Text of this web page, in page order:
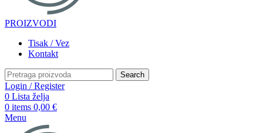
PROIZVODI
Tisak / Vez
Kontakt
Search
Login / Register
0 Lista želja
0 items 0,00 €
Menu